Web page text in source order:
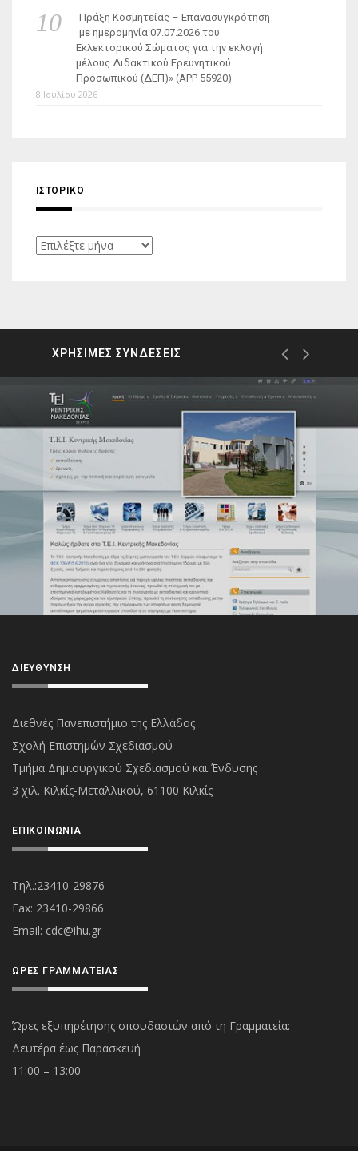
Πράξη Κοσμητείας – Επανασυγκρότηση
με ημερομηνία 07.07.2026 του
Εκλεκτορικού Σώματος για την εκλογή
μέλους Διδακτικού Ερευνητικού
Προσωπικού (ΔΕΠ)» (APP 55920)
8 Ιουλίου 2026
ΙΣΤΟΡΙΚΌ
Ιστορικό
ΧΡΗΣΙΜΕΣ ΣΥΝΔΕΣΕΙΣ
ΔΙΕΎΘΥΝΣΗ
Διεθνές Πανεπιστήμιο της Ελλάδος
Σχολή Επιστημών Σχεδιασμού
Τμήμα Δημιουργικού Σχεδιασμού και Ένδυσης
3 χιλ. Κιλκίς-Μεταλλικού, 61100 Κιλκίς
ΕΠΙΚΟΙΝΩΝΊΑ
Τηλ.:23410-29876
Fax: 23410-29866
Εmail: cdc@ihu.gr
ΏΡΕΣ ΓΡΑΜΜΑΤΕΊΑΣ
Ώρες εξυπηρέτησης σπουδαστών από τη Γραμματεία:
Δευτέρα έως Παρασκευή
11:00 – 13:00